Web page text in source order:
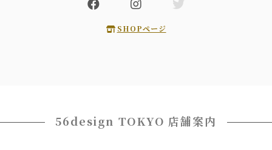
SHOPページ
56design TOKYO 店舗案内